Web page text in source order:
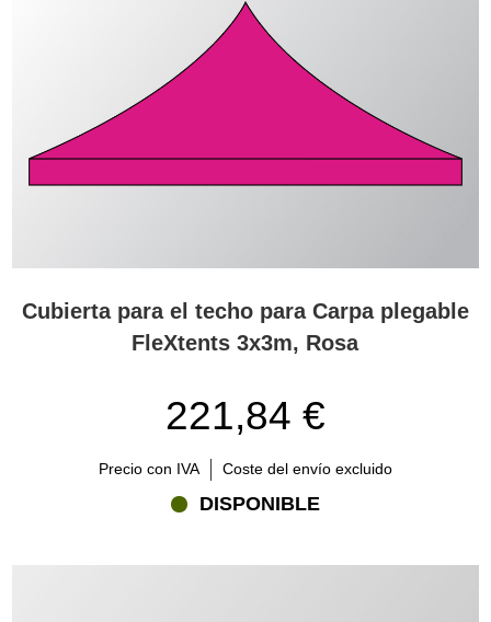
Cubierta para el techo para Carpa plegable
FleXtents 3x3m, Rosa
221,84 €
Precio con IVA Coste del envío excluido
DISPONIBLE